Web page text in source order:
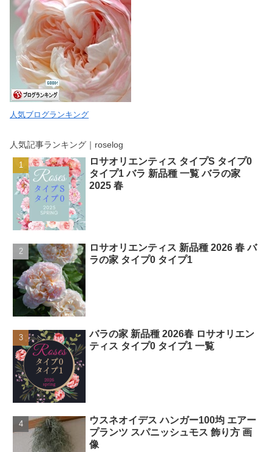
人気ブログランキング
人気記事ランキング｜roselog
ロサオリエンティス タイプS タイプ0
タイプ1 バラ 新品種 一覧 バラの家
2025 春
ロサオリエンティス 新品種 2026 春 バ
ラの家 タイプ0 タイプ1
バラの家 新品種 2026春 ロサオリエン
ティス タイプ0 タイプ1 一覧
ウスネオイデス ハンガー100均 エアー
プランツ スパニッシュモス 飾り方 画
像